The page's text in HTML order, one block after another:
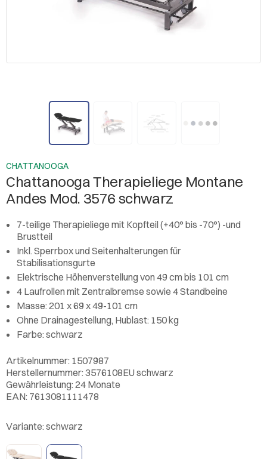
CHATTANOOGA
Chattanooga Therapieliege Montane
Andes Mod. 3576 schwarz
7-teilige Therapieliege mit Kopfteil (+40° bis -70°) -und
Brustteil
Inkl. Sperrbox und Seitenhalterungen für
Stabilisationsgurte
Elektrische Höhenverstellung von 49 cm bis 101 cm
4 Laufrollen mit Zentralbremse sowie 4 Standbeine
Masse: 201 x 69 x 49-101 cm
Ohne Drainagestellung, Hublast: 150 kg
Farbe: schwarz
Artikelnummer: 1507987
Herstellernummer: 3576108EU schwarz
Gewährleistung: 24 Monate
EAN: 7613081111478
Variante: schwarz